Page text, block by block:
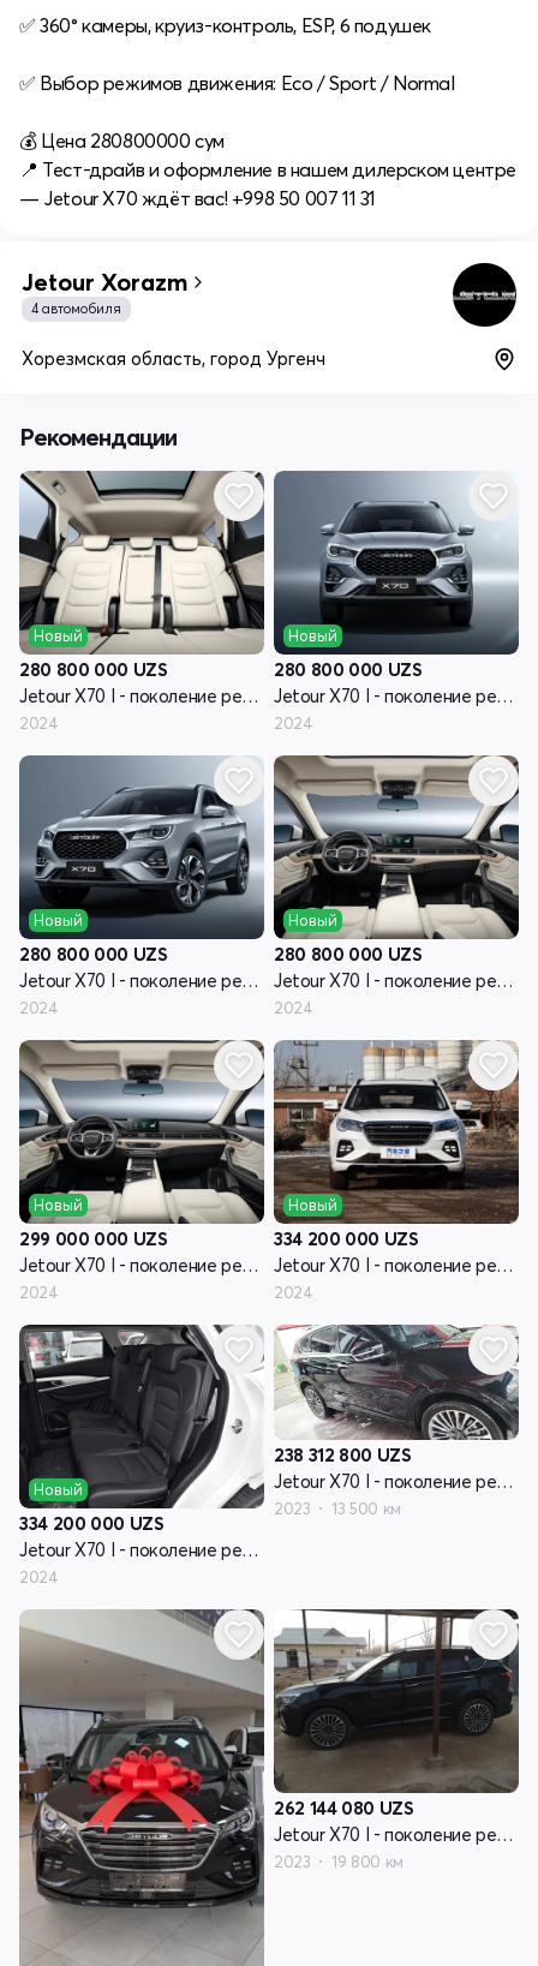
✅ 360° камеры, круиз-контроль, ESP, 6 подушек
✅ Выбор режимов движения: Eco / Sport / Normal
💰 Цена 280800000 сум
📍 Тест-драйв и оформление в нашем дилерском центре
— Jetour Х70 ждёт вас! +998 50 007 11 31
Jetour Xorazm
4 автомобиля
Хорезмская область, город Ургенч
Рекомендации
Новый
280 800 000 UZS
Jetour X70 I - поколение рестайлинг
2024
Новый
280 800 000 UZS
Jetour X70 I - поколение рестайлинг
2024
Новый
280 800 000 UZS
Jetour X70 I - поколение рестайлинг
2024
Новый
280 800 000 UZS
Jetour X70 I - поколение рестайлинг
2024
Новый
299 000 000 UZS
Jetour X70 I - поколение рестайлинг
2024
Новый
334 200 000 UZS
Jetour X70 I - поколение рестайлинг
2024
Новый
334 200 000 UZS
Jetour X70 I - поколение рестайлинг
2024
238 312 800 UZS
Jetour X70 I - поколение рестайлинг
2023 13 500 км
262 144 080 UZS
Jetour X70 I - поколение рестайлинг
2023 19 800 км